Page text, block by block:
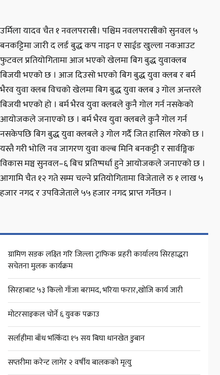
उर्मिला यादव चैत १ नवलपरासी। पश्चिम नवलपरासीको सुनवल ५
बनकट्टिमा जारी द लर्ड बुद्ध कप नाइन ए साईड खुल्ला नकआउट
फुटवल प्रतियोगितामा आज भएको खेलमा बिग बुद्ध युवाक्लब
बिजयी भएको छ । आज दिउसो भएको बिग बुद्ध युवा क्लब र बर्म
भैरव युवा क्लब विचको खेलमा बिग बुद्ध युवा क्लब ३ गोल अन्तरले
बिजयी भएको हो । बर्म भैरव युवा क्लबले कुनै गोल गर्न नसकेको
आयोजकले जनाएको छ । बर्म भैरव युवा क्लबले कुनै गोल गर्न
नसकेपछि बिग बुद्ध युवा क्लबले ३ गोल गर्दै जित हासिल गरेको छ ।
यस्तै गरी भोलि नव जागरण युवा कल्ब मिनि बनकट्टी र सार्वङ्गिक
विकास मञ्च सुनवल–६ बिच प्रतिष्पर्धा हुने आयोजकले जनाएको छ ।
आगामि चैत १२ गते सम्म चल्ने प्रतियोगितामा विजेताले रु १ लाख ५
हजार नगद र उपविजेताले ५५ हजार नगद प्राप्त गर्नेछन ।
ग्रामिण सडक लक्ष्ति गरि जिल्ला ट्राफिक प्रहरी कार्यालय सिरहाद्धरा
सचेतना मुलक कार्यक्रम
सिरहाबाट ५३ किलो गाँजा बरामद, भरिया फरार,खोजि कार्य जारी
मोटरसाइकल चोर्ने ६ युवक पक्राउ
सर्लाहीमा बाँध भत्किँदा १५ सय बिघा धानखेत डुबान
सप्तरीमा करेन्ट लागेर २ वर्षीय बालकको मृत्यु